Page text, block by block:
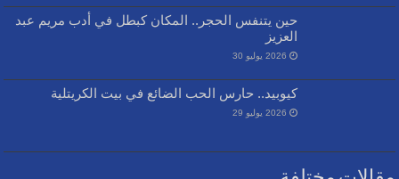
حين يتنفس الحجر.. المكان كبطل في أدب مريم عبد
العزيز
2026 يوليو 30
كيوبيد.. حارس الحب الضائع في بيت الكريتلية
2026 يوليو 29